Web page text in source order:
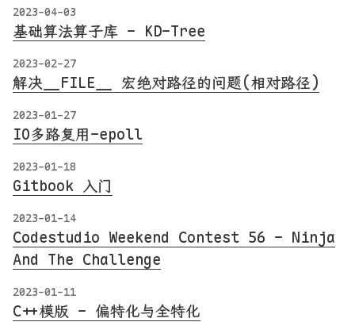
2023-04-03
基础算法算子库 - KD-Tree
2023-02-27
解决__FILE__ 宏绝对路径的问题(相对路径)
2023-01-27
IO多路复用-epoll
2023-01-18
Gitbook 入门
2023-01-14
Codestudio Weekend Contest 56 - Ninja
And The Challenge
2023-01-11
C++模版 - 偏特化与全特化